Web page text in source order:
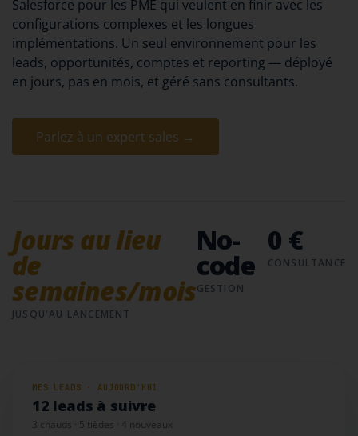
Salesforce pour les PME qui veulent en finir avec les
configurations complexes et les longues
implémentations. Un seul environnement pour les
leads, opportunités, comptes et reporting — déployé
en jours, pas en mois, et géré sans consultants.
Parlez à un expert sales →
Jours au lieu
de
semaines/mois
JUSQU'AU LANCEMENT
No-
code
GESTION
0 €
CONSULTANCE
MES LEADS · AUJOURD'HUI
12 leads à suivre
3 chauds · 5 tièdes · 4 nouveaux